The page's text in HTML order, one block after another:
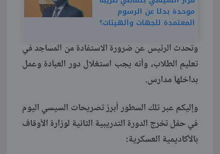
موحدة بدلا عن الرسوم
المعتمدة للجهات والهيئات؟
وتحدث الرئيس عن ضرورة الاستفادة من المساجد في
تعليم الطلاب، وأنه يجب استغلال دور العبادة وعمل
بداخلها مدارس.
وإليكم عبر تلك السطور أبرز تصريحات السيسي اليوم
في حفل تخرج الدورة التدريبية الثانية لوزارة الأوقاف
بالأكاديمية العسكرية: